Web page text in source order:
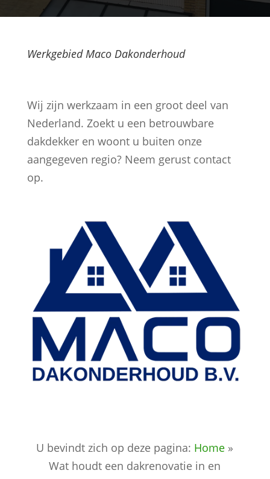
Werkgebied Maco Dakonderhoud
Wij zijn werkzaam in een groot deel van
Nederland. Zoekt u een betrouwbare
dakdekker en woont u buiten onze
aangegeven regio? Neem gerust contact
op.
U bevindt zich op deze pagina: Home »
Wat houdt een dakrenovatie in en